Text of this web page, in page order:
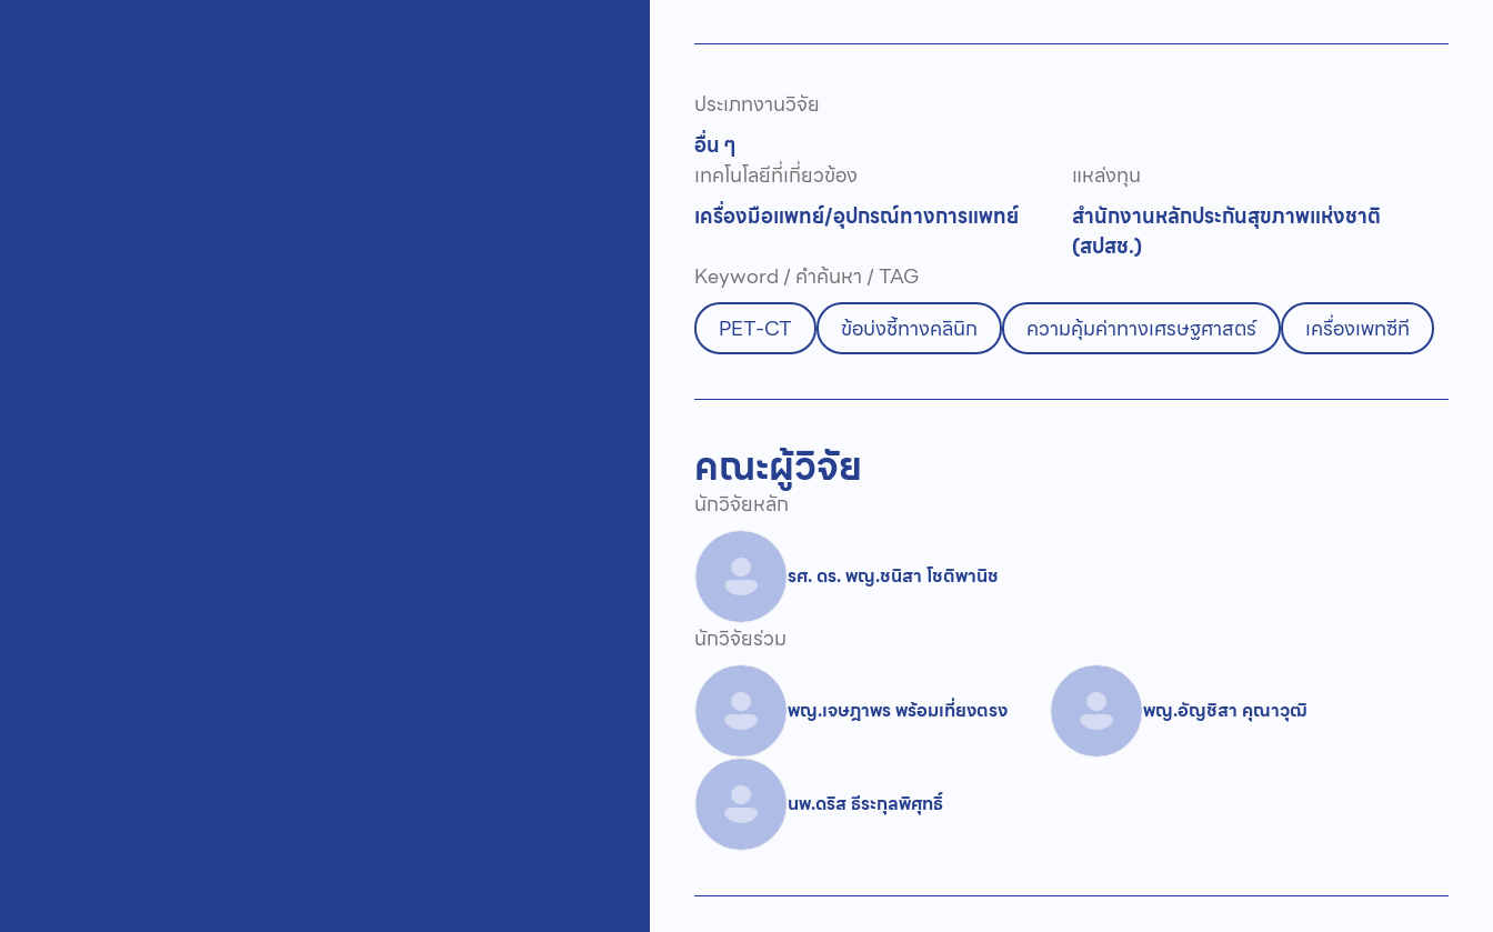
ประเภทงานวิจัย
อื่น ๆ
เทคโนโลยีที่เกี่ยวข้อง
เครื่องมือแพทย์/อุปกรณ์ทางการแพทย์
แหล่งทุน
สำนักงานหลักประกันสุขภาพแห่งชาติ
(สปสช.)
Keyword / คำค้นหา / TAG
PET-CT
ข้อบ่งชี้ทางคลินิก ความคุ้มค่าทางเศรษฐศาสตร์ เครื่องเพทซีที
คณะผู้วิจัย
นักวิจัยหลัก
รศ. ดร. พญ.ชนิสา โชติพานิช
นักวิจัยร่วม
พญ.เจษฎาพร พร้อมเที่ยงตรง พญ.อัญชิสา คุณาวุฒิ
นพ.ดริส ธีระกุลพิศุทธิ์